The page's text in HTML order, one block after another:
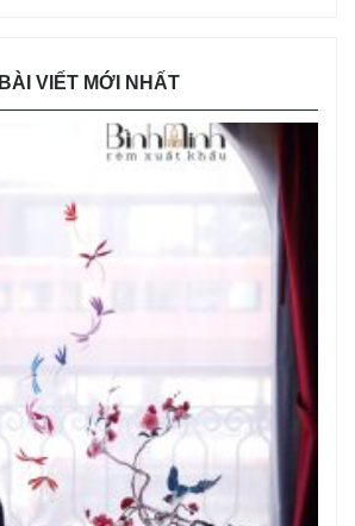
BÀI VIẾT MỚI NHẤT